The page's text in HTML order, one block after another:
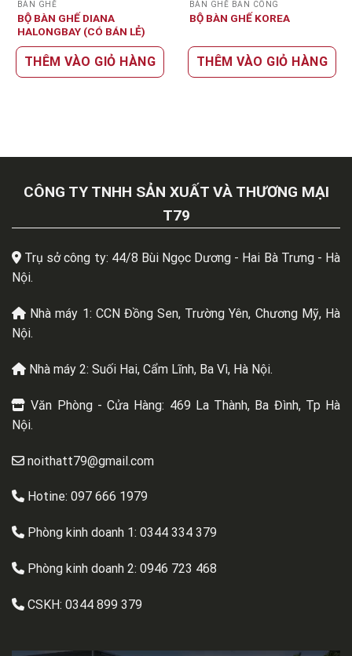
BÀN GHẾ
BỘ BÀN GHẾ DIANA
HALONGBAY (CÓ BÁN LẺ)
THÊM VÀO GIỎ HÀNG
BÀN GHẾ BAN CÔNG
BỘ BÀN GHẾ KOREA
THÊM VÀO GIỎ HÀNG
CÔNG TY TNHH SẢN XUẤT VÀ THƯƠNG MẠI
T79
Trụ sở công ty: 44/8 Bùi Ngọc Dương - Hai Bà Trưng - Hà
Nội.
Nhà máy 1: CCN Đồng Sen, Trường Yên, Chương Mỹ, Hà
Nội.
Nhà máy 2: Suối Hai, Cẩm Lĩnh, Ba Vì, Hà Nội.
Văn Phòng - Cửa Hàng: 469 La Thành, Ba Đình, Tp Hà
Nội.
noithatt79@gmail.com
Hotine: 097 666 1979
Phòng kinh doanh 1: 0344 334 379
Phòng kinh doanh 2: 0946 723 468
CSKH: 0344 899 379